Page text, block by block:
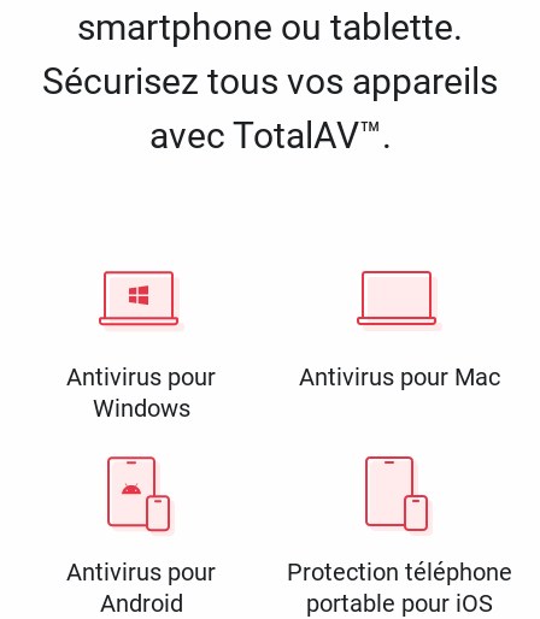
smartphone ou tablette.
Sécurisez tous vos appareils
avec TotalAV™.
Antivirus pour
Windows
Antivirus pour Mac
Antivirus pour
Android
Protection téléphone
portable pour iOS